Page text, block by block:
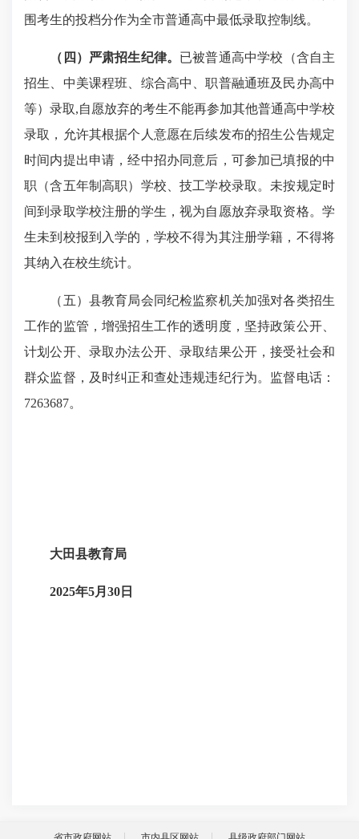
围考生的投档分作为全市普通高中最低录取控制线。
（四）严肃招生纪律。 已被普通高中学校（含自主
招生、中美课程班、综合高中、职普融通班及民办高中
等）录取,自愿放弃的考生不能再参加其他普通高中学校
录取，允许其根据个人意愿在后续发布的招生公告规定
时间内提出申请，经中招办同意后，可参加已填报的中
职（含五年制高职）学校、技工学校录取。未按规定时
间到录取学校注册的学生，视为自愿放弃录取资格。学
生未到校报到入学的，学校不得为其注册学籍，不得将
其纳入在校生统计。
（五）县教育局会同纪检监察机关加强对各类招生
工作的监管，增强招生工作的透明度，坚持政策公开、
计划公开、录取办法公开、录取结果公开，接受社会和
群众监督，及时纠正和查处违规违纪行为。监督电话：
7263687。
大田县教育局
2025年5月30日